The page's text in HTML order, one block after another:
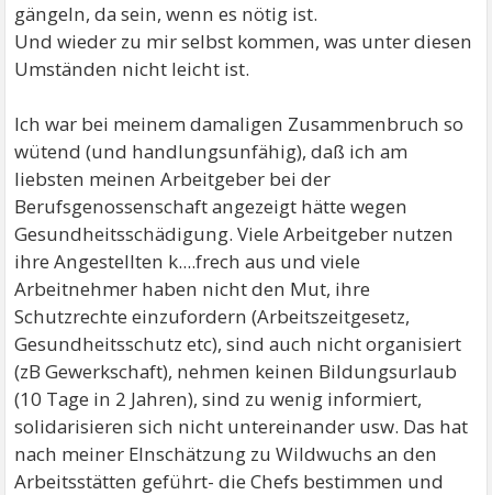
gängeln, da sein, wenn es nötig ist.
Und wieder zu mir selbst kommen, was unter diesen
Umständen nicht leicht ist.
Ich war bei meinem damaligen Zusammenbruch so
wütend (und handlungsunfähig), daß ich am
liebsten meinen Arbeitgeber bei der
Berufsgenossenschaft angezeigt hätte wegen
Gesundheitsschädigung. Viele Arbeitgeber nutzen
ihre Angestellten k....frech aus und viele
Arbeitnehmer haben nicht den Mut, ihre
Schutzrechte einzufordern (Arbeitszeitgesetz,
Gesundheitsschutz etc), sind auch nicht organisiert
(zB Gewerkschaft), nehmen keinen Bildungsurlaub
(10 Tage in 2 Jahren), sind zu wenig informiert,
solidarisieren sich nicht untereinander usw. Das hat
nach meiner EInschätzung zu Wildwuchs an den
Arbeitsstätten geführt- die Chefs bestimmen und